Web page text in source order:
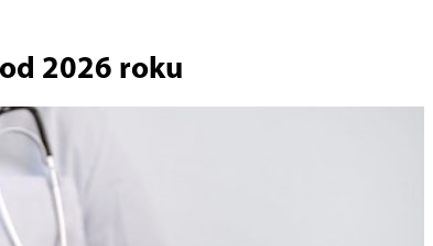
2026 roku